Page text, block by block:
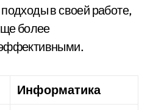
в своей работе,
более
Информатика